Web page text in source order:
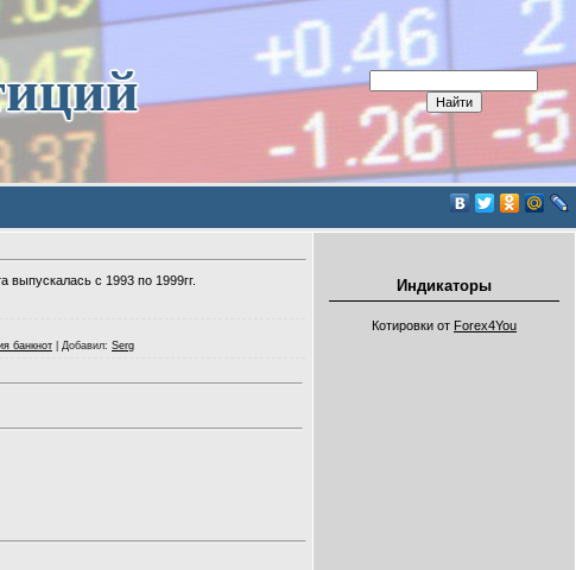
с 1993 по 1999гг.
банкнот Добавил: Serg
Индикаторы
Котировки от Forex4You